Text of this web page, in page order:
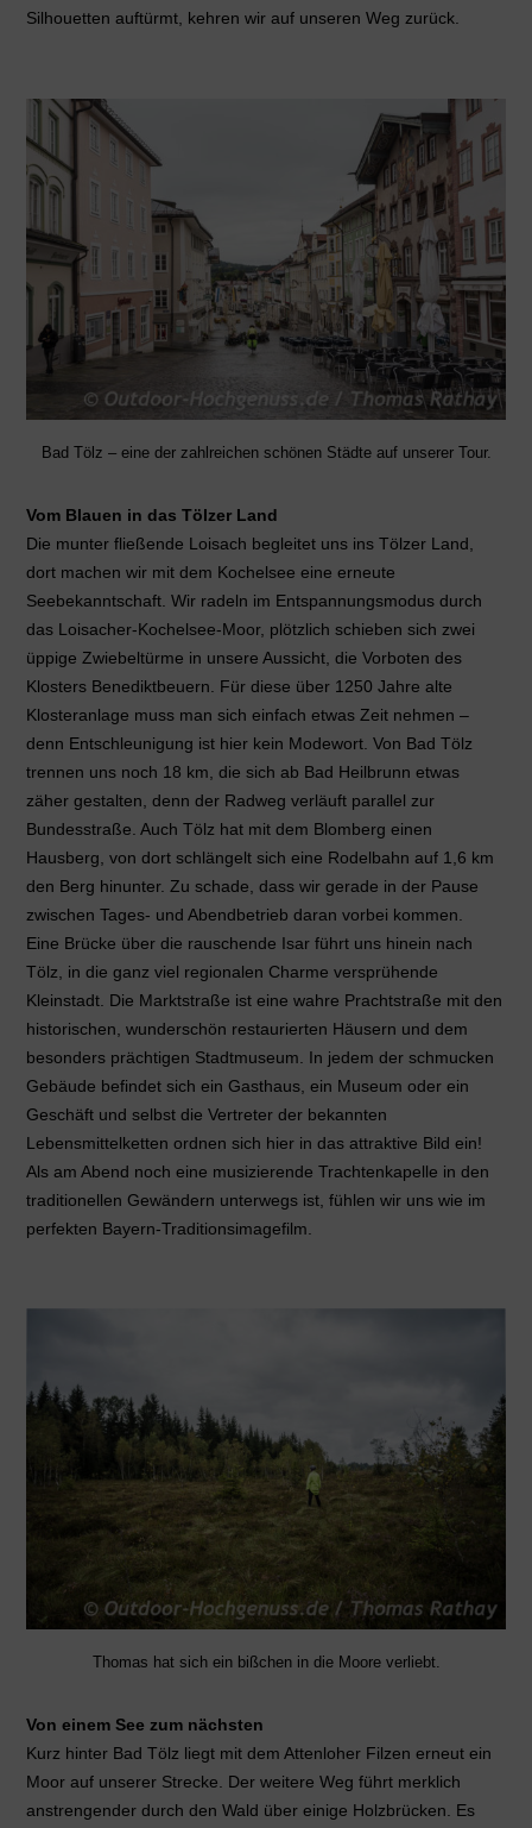
Silhouetten auftürmt, kehren wir auf unseren Weg zurück.
Bad Tölz – eine der zahlreichen schönen Städte auf unserer Tour.
Vom Blauen in das Tölzer Land
Die munter fließende Loisach begleitet uns ins Tölzer Land,
dort machen wir mit dem Kochelsee eine erneute
Seebekanntschaft. Wir radeln im Entspannungsmodus durch
das Loisacher-Kochelsee-Moor, plötzlich schieben sich zwei
üppige Zwiebeltürme in unsere Aussicht, die Vorboten des
Klosters Benediktbeuern. Für diese über 1250 Jahre alte
Klosteranlage muss man sich einfach etwas Zeit nehmen –
denn Entschleunigung ist hier kein Modewort. Von Bad Tölz
trennen uns noch 18 km, die sich ab Bad Heilbrunn etwas
zäher gestalten, denn der Radweg verläuft parallel zur
Bundesstraße. Auch Tölz hat mit dem Blomberg einen
Hausberg, von dort schlängelt sich eine Rodelbahn auf 1,6 km
den Berg hinunter. Zu schade, dass wir gerade in der Pause
zwischen Tages- und Abendbetrieb daran vorbei kommen.
Eine Brücke über die rauschende Isar führt uns hinein nach
Tölz, in die ganz viel regionalen Charme versprühende
Kleinstadt. Die Marktstraße ist eine wahre Prachtstraße mit den
historischen, wunderschön restaurierten Häusern und dem
besonders prächtigen Stadtmuseum. In jedem der schmucken
Gebäude befindet sich ein Gasthaus, ein Museum oder ein
Geschäft und selbst die Vertreter der bekannten
Lebensmittelketten ordnen sich hier in das attraktive Bild ein!
Als am Abend noch eine musizierende Trachtenkapelle in den
traditionellen Gewändern unterwegs ist, fühlen wir uns wie im
perfekten Bayern-Traditionsimagefilm.
Thomas hat sich ein bißchen in die Moore verliebt.
Von einem See zum nächsten
Kurz hinter Bad Tölz liegt mit dem Attenloher Filzen erneut ein
Moor auf unserer Strecke. Der weitere Weg führt merklich
anstrengender durch den Wald über einige Holzbrücken. Es